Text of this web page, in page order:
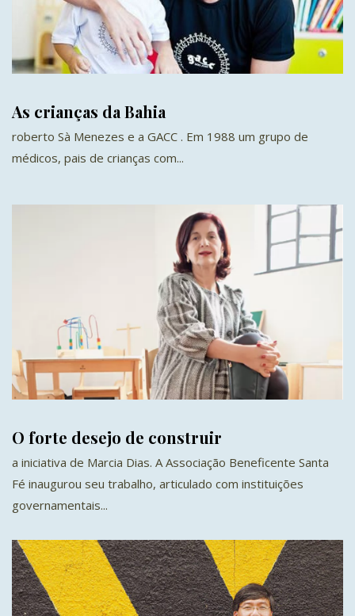
As crianças da Bahia
roberto Sà Menezes e a GACC . Em 1988 um grupo de
médicos, pais de crianças com...
O forte desejo de construir
a iniciativa de Marcia Dias. A Associação Beneficente Santa
Fé inaugurou seu trabalho, articulado com instituições
governamentais...